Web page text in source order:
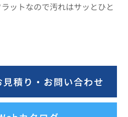
ットなので汚れはサッとひと